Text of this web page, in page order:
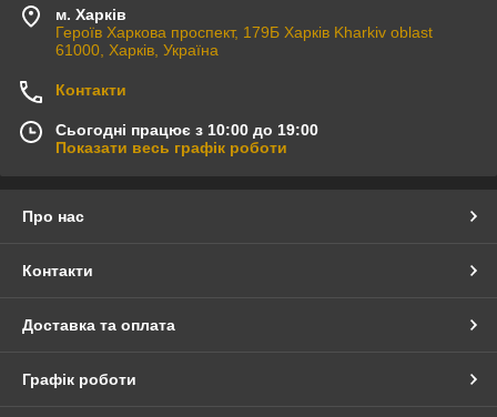
м. Харків
Героїв Харкова проспект, 179Б Харків Kharkiv oblast
61000, Харків, Україна
Контакти
Сьогодні працює з 10:00 до 19:00
Показати весь графік роботи
Про нас
Контакти
Доставка та оплата
Графік роботи